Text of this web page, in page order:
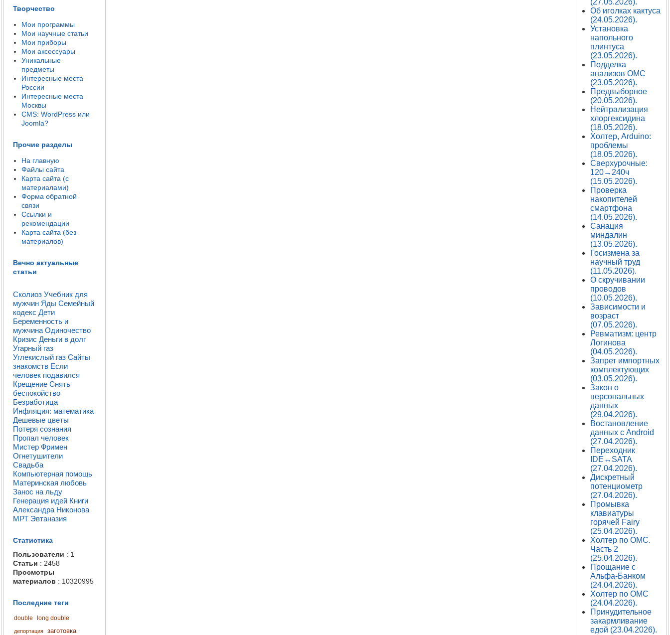
Творчество
Мои программы
Мои научные статьи
Мои приборы
Мои аксессуары
Уникальные
предметы
Интересные места
России
Интересные места
Москвы
CMS: WordPress или
Joomla?
Прочие разделы
На главную
Файлы сайта
Карта сайта (с
материалами)
Форма обратной
связи
Ссылки и
рекомендации
Карта сайта (без
материалов)
Вечно актуальные
статьи
Сколиоз Учебник для
мужчин Яды Семейный
кодекс Дети
Беременность и
мужчина Одиночество
Кризис Деньги в долг
Угарный газ
Углекислый газ Сайты
знакомств Если
человек подавился
Крещение Снять
беспокойство
Безработица
Инфляция: математика
Дешевые цветы
Потеря сознания
Пропал человек
Мистер Фримен
Огнетушители
Свадьба
Компьютерная помощь
Материнская любовь
Занос на льду
Генерация идей Книги
Александра Никонова
МРТ Эвтаназия
Статистика
Пользователи : 1
Статьи : 2458
Просмотры
материалов : 10320995
Последние теги
double long double
депортация заготовка
(27.05.2026).
Об иголках кактуса
(24.05.2026).
Установка
напольного
плинтуса
(23.05.2026).
Подделка
анализов ОМС
(23.05.2026).
Предвыборное
(20.05.2026).
Нейтрализация
хлоргексидина
(18.05.2026).
Холтер, Arduino:
проблемы
(18.05.2026).
Сверхурочные:
120→240ч
(15.05.2026).
Проверка
накопителей
смартфона
(14.05.2026).
Санация
миндалин
(13.05.2026).
Госизмена за
научный труд
(11.05.2026).
О скручивании
проводов
(10.05.2026).
Зависимости и
возраст
(07.05.2026).
Ревматизм: центр
Логинова
(04.05.2026).
Запрет импортных
комплектующих
(03.05.2026).
Закон о
персональных
данных
(29.04.2026).
Востановление
данных с Android
(27.04.2026).
Переходник
IDE↔SATA
(27.04.2026).
Дискретный
потенциометр
(27.04.2026).
Промывка
клавиатуры
горячей Fairy
(25.04.2026).
Холтер по ОМС.
Часть 2
(25.04.2026).
Прощание с
Альфа-Банком
(24.04.2026).
Холтер по ОМС
(24.04.2026).
Принудительное
закармливание
едой (23.04.2026).